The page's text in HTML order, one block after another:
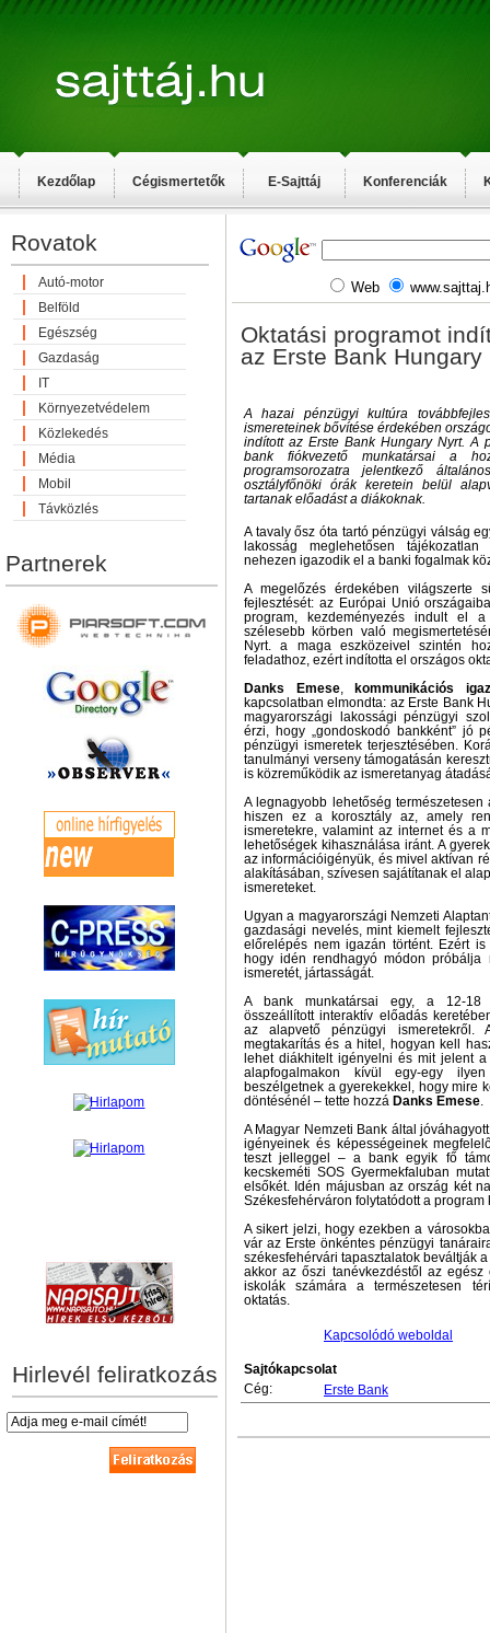
Kezdőlap Cégismertetők E-Sajttáj Konferenciák
Rovatok
Autó-motor
Belföld
Egészség
Gazdaság
IT
Környezetvédelem
Közlekedés
Média
Mobil
Távközlés
Partnerek
Hirlevél feliratkozás
Web
Oktatási programot
az Erste Bank Hungary
A hazai pénzügyi kultúra
ismereteinek bővítése érdekében
indított az Erste Bank Hungary Nyrt. A
bank fiókvezető munkatársai a
programsorozatra jelentkező
osztályfőnöki órák keretein belül
tartanak előadást a diákoknak.
A tavaly ősz óta tartó pénzügyi válság
lakosság meglehetősen
nehezen igazodik el a banki fogalmak
A megelőzés érdekében világszerte
fejlesztését: az Európai Unió
program, kezdeményezés indult el
szélesebb körben való
Nyrt. a maga eszközeivel szintén
feladathoz, ezért indította el országos
Danks Emese,
kommunikációs
kapcsolatban elmondta: az Erste Bank
magyarországi lakossági pénzügyi
érzi, hogy „gondoskodó bankként” jó
pénzügyi ismeretek terjesztésében.
tanulmányi verseny támogatásán
is közreműködik az ismeretanyag
A legnagyobb lehetőség
hiszen ez a korosztály az, amely
ismeretekre, valamint az internet és a
lehetőségek kihasználása iránt. A
az információigényük, és mivel aktívan
alakításában, szívesen sajátítanak el
ismereteket.
Ugyan a magyarországi Nemzeti
gazdasági nevelés, mint kiemelt
előrelépés nem igazán történt. Ezért
hogy idén rendhagyó módon
ismeretét, jártasságát.
A bank munkatársai egy, a 12-18
összeállított interaktív előadás
az alapvető pénzügyi
megtakarítás és a hitel, hogyan kell
lehet diákhitelt igényelni és mit jelent
alapfogalmakon kívül egy-egy
beszélgetnek a gyerekekkel, hogy mire
döntésénél – tette hozzá Danks Emese.
A Magyar Nemzeti Bank által
igényeinek és képességeinek
teszt jelleggel – a bank egyik fő
kecskeméti SOS Gyermekfaluban
elsőkét. Idén májusban az ország két
Székesfehérváron folytatódott a program
A sikert jelzi, hogy ezekben a
vár az Erste önkéntes pénzügyi
székesfehérvári tapasztalatok beváltják
akkor az őszi tanévkezdéstől az
iskolák számára a természetesen
oktatás.
Kapcsolódó weboldal
Sajtókapcsolat
Cég:
Erste Bank